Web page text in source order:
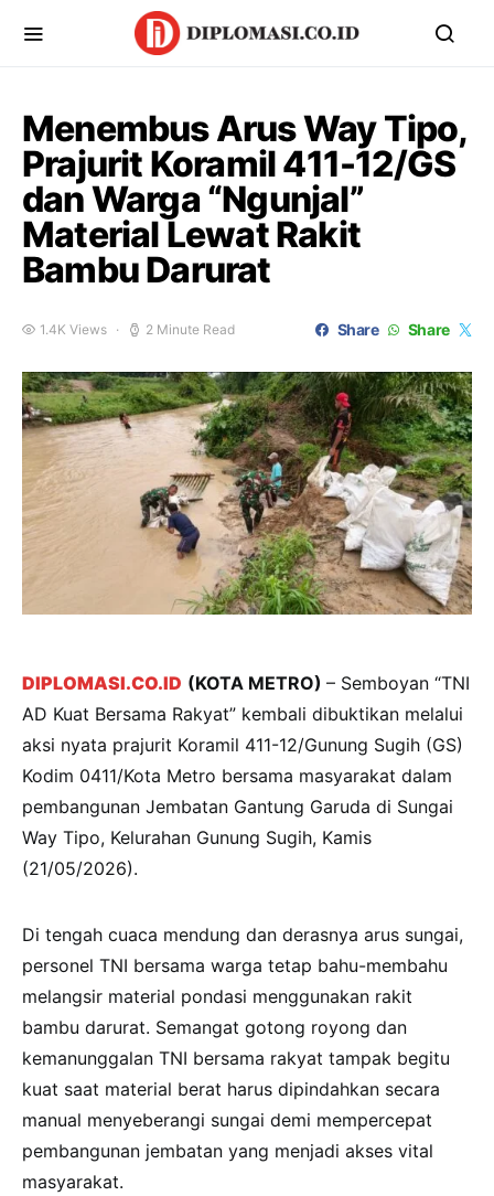
Menembus Arus Way Tipo,
Prajurit Koramil 411-12/GS
dan Warga “Ngunjal”
Material Lewat Rakit
Bambu Darurat
1.4K Views 2 Minute Read Share Share
DIPLOMASI.CO.ID (KOTA METRO) – Semboyan “TNI
AD Kuat Bersama Rakyat” kembali dibuktikan melalui
aksi nyata prajurit Koramil 411-12/Gunung Sugih (GS)
Kodim 0411/Kota Metro bersama masyarakat dalam
pembangunan Jembatan Gantung Garuda di Sungai
Way Tipo, Kelurahan Gunung Sugih, Kamis
(21/05/2026).
Di tengah cuaca mendung dan derasnya arus sungai,
personel TNI bersama warga tetap bahu-membahu
melangsir material pondasi menggunakan rakit
bambu darurat. Semangat gotong royong dan
kemanunggalan TNI bersama rakyat tampak begitu
kuat saat material berat harus dipindahkan secara
manual menyeberangi sungai demi mempercepat
pembangunan jembatan yang menjadi akses vital
masyarakat.